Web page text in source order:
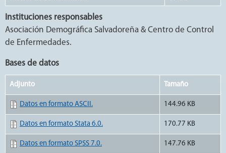
Instituciones responsables
Asociación Demográfica Salvadoreña & Centro de Control
de Enfermedades.
Bases de datos
Adjunto Tamaño
Datos en formato ASCII. 144.96 KB
Datos en formato Stata 6.0. 170.77 KB
Datos en formato SPSS 7.0. 147.76 KB